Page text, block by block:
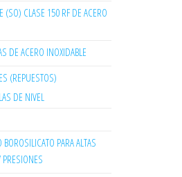
(SO) CLASE 150 RF DE ACERO
DE ACERO INOXIDABLE
(REPUESTOS)
DE NIVEL
PARA ALTAS
PRESIONES